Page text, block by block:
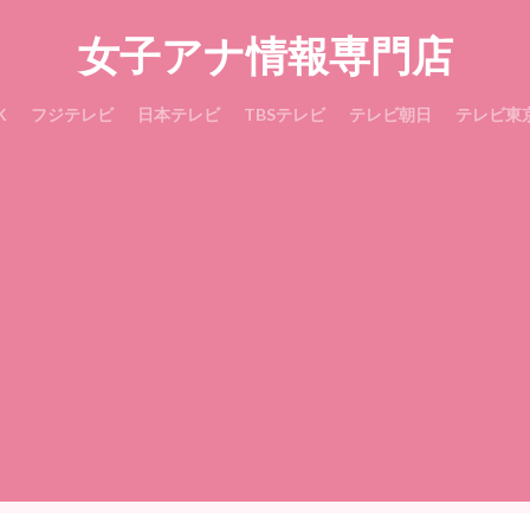
女子アナ情報専門店
フジテレビ 日本テレビ TBSテレビ テレビ朝日 テレビ東